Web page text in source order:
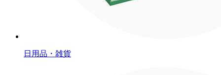
日用品・雑貨